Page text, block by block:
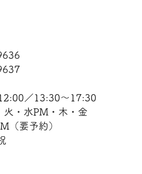
／13:30〜17:30
・水PM・木・金
（要予約）